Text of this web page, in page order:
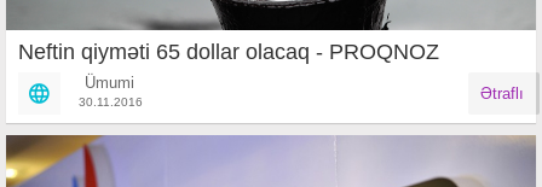
Neftin qiyməti 65 dollar olacaq - PROQNOZ
Ümumi
30.11.2016 Ətraflı